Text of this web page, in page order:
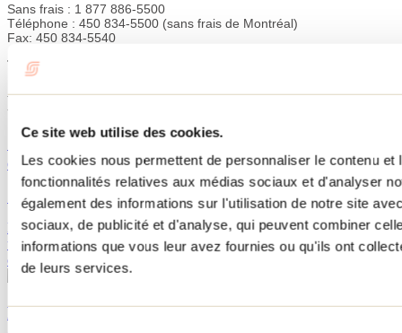
Ce site web utilise des cookies.
Les cookies nous permettent de personnaliser le contenu
fonctionnalités relatives aux médias sociaux et d'analyser
également des informations sur l'utilisation de notre site
sociaux, de publicité et d'analyse, qui peuvent combiner
informations que vous leur avez fournies ou qu'ils ont
de leurs services.
Sans frais : 1 877 886-5500
Téléphone : 450 834-5500 (sans frais de Montréal)
Fax: 450 834-5540
Tourisme Lanaudière www.lanaudiere.ca
Publications reliées
Super Glissades Saint-Jean-de-Matha : le meilleur
endroit où glisser à vive allure
15 février 2017
Les Super Glissades Saint-Jean-de-Matha vous feront vivre toute
une journée de glissade sur tube! Avec ses deux versants, l’endroit
offre 29 pistes (éclairées) accessibles du matin au soir.
Rendez-vous hivernal pour vos sports de glisse à Ski